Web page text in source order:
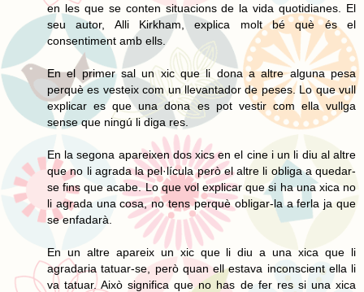
en les que se conten situacions de la vida quotidianes. El
seu autor, Alli Kirkham, explica molt bé què és el
consentiment amb ells.
En el primer sal un xic que li dona a altre alguna pesa
perquè es vesteix com un llevantador de peses. Lo que vull
explicar es que una dona es pot vestir com ella vullga
sense que ningú li diga res.
En la segona apareixen dos xics en el cine i un li diu al altre
que no li agrada la pel·lícula però el altre li obliga a quedar-
se fins que acabe. Lo que vol explicar que si ha una xica no
li agrada una cosa, no tens perquè obligar-la a ferla ja que
se enfadarà.
En un altre apareix un xic que li diu a una xica que li
agradaria tatuar-se, però quan ell estava inconscient ella li
va tatuar. Això significa que no has de fer res si una xica